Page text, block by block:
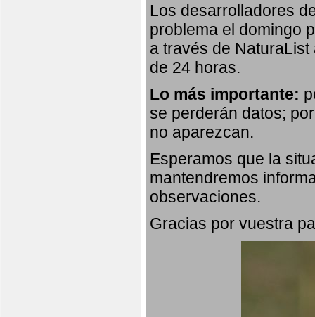
Los desarrolladores
problema el domingo
a través de
de 24 horas.
Lo más importante:
se perderán datos;
no aparezcan.
Esperamos que la
mantendremos
observaciones.
Gracias por vuestra